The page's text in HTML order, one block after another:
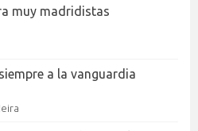
muy madridistas
a la vanguardia